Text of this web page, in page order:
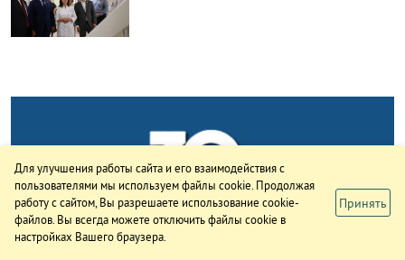
Для улучшения работы сайта и его взаимодействия с
пользователями мы используем файлы cookie. Продолжая
работу с сайтом, Вы разрешаете использование cookie-
файлов. Вы всегда можете отключить файлы cookie в
настройках Вашего браузера.
Принять